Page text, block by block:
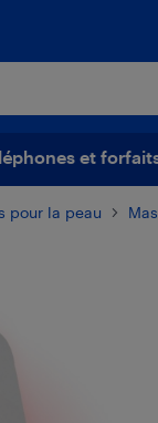
et
pour la peau